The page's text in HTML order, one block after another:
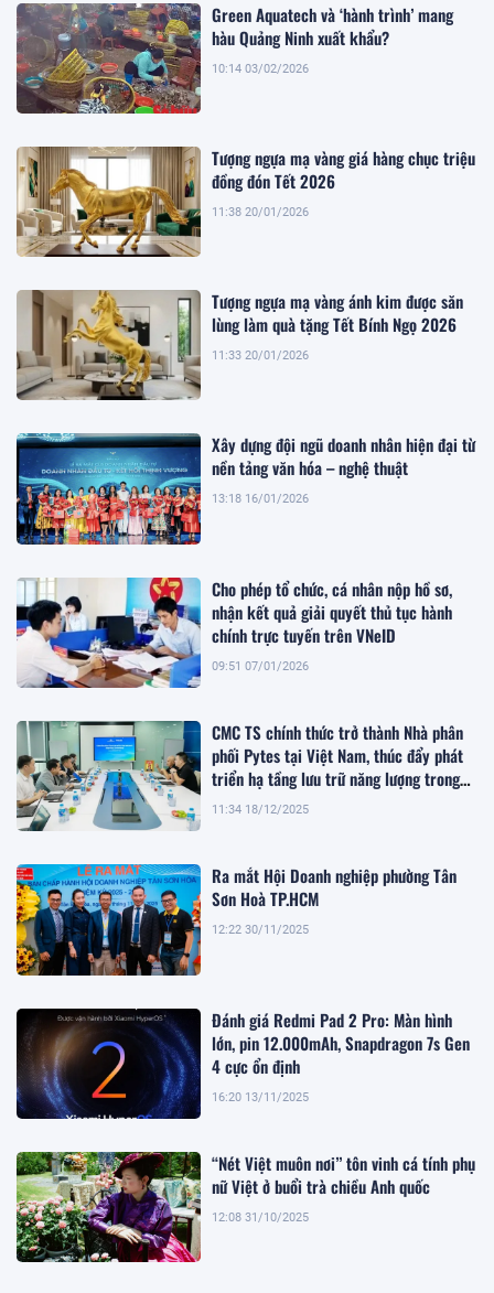
Green Aquatech và ‘hành trình’ mang
hàu Quảng Ninh xuất khẩu?
10:14 03/02/2026
Tượng ngựa mạ vàng giá hàng chục triệu
đồng đón Tết 2026
11:38 20/01/2026
Tượng ngựa mạ vàng ánh kim được săn
lùng làm quà tặng Tết Bính Ngọ 2026
11:33 20/01/2026
Xây dựng đội ngũ doanh nhân hiện đại từ
nền tảng văn hóa – nghệ thuật
13:18 16/01/2026
Cho phép tổ chức, cá nhân nộp hồ sơ,
nhận kết quả giải quyết thủ tục hành
chính trực tuyến trên VNeID
09:51 07/01/2026
CMC TS chính thức trở thành Nhà phân
phối Pytes tại Việt Nam, thúc đẩy phát
triển hạ tầng lưu trữ năng lượng trong
giai đoạn chuyển dịch xanh
11:34 18/12/2025
Ra mắt Hội Doanh nghiệp phường Tân
Sơn Hoà TP.HCM
12:22 30/11/2025
Đánh giá Redmi Pad 2 Pro: Màn hình
lớn, pin 12.000mAh, Snapdragon 7s Gen
4 cực ổn định
16:20 13/11/2025
“Nét Việt muôn nơi” tôn vinh cá tính phụ
nữ Việt ở buổi trà chiều Anh quốc
12:08 31/10/2025